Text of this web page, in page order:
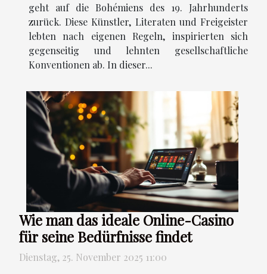
geht auf die Bohémiens des 19. Jahrhunderts
zurück. Diese Künstler, Literaten und Freigeister
lebten nach eigenen Regeln, inspirierten sich
gegenseitig und lehnten gesellschaftliche
Konventionen ab. In dieser...
Wie man das ideale Online-Casino
für seine Bedürfnisse findet
Dienstag, 25. November 2025 11:00